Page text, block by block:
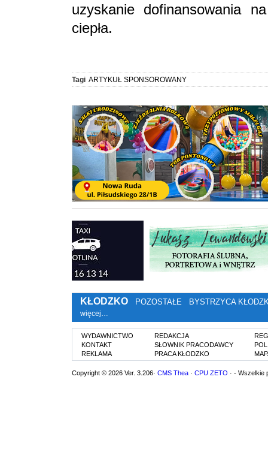
uzyskanie dofinansowania
ciepła.
Tagi ARTYKUŁ SPONSOROWANY
KŁODZKO POZOSTAŁE BYSTRZYCA
więcej…
WYDAWNICTWO
KONTAKT
REKLAMA
REDAKCJA
SŁOWNIK PRACODAWCY
PRACA KŁODZKO
Copyright © 2026 Ver. 3.206· CMS Thea · CPU ZETO · - Wszelkie